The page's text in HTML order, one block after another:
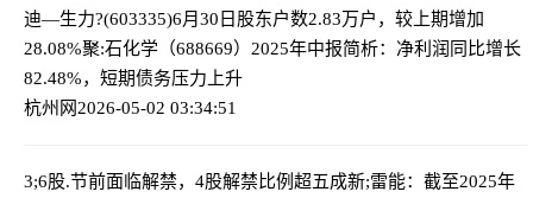
迪—生力?(603335)6月30日股东户数2.83万户，较上期增加
28.08%聚:石化学（688669）2025年中报简析：净利润同比增长
82.48%，短期债务压力上升
杭州网2026-05-02 03:34:51
3;6股.节前面临解禁，4股解禁比例超五成新;雷能：截至2025年